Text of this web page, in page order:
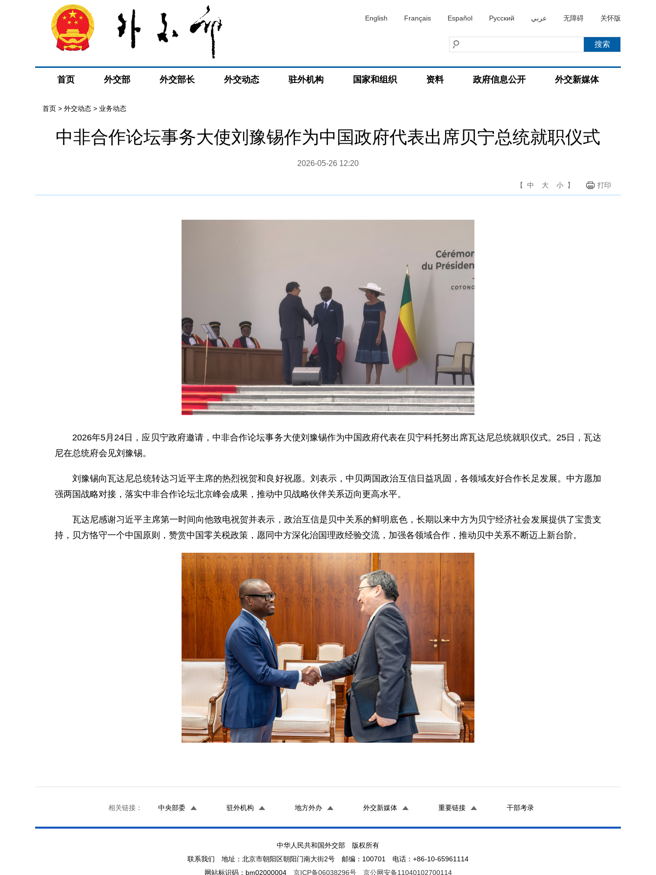
English Français Español Русский عربي 无障碍 关怀版
首页 外交部 外交部长 外交动态 驻外机构 国家和组织 资料 政府信息公开 外交新媒体
首页 > 外交动态 > 业务动态
中非合作论坛事务大使刘豫锡作为中国政府代表出席贝宁总统就职仪式
2026-05-26 12:20
【 中 大 小 】 打印
2026年5月24日，应贝宁政府邀请，中非合作论坛事务大使刘豫锡作为中国政府代表在贝宁科托努出席瓦达尼总统就职仪式。25日，瓦达
尼在总统府会见刘豫锡。
刘豫锡向瓦达尼总统转达习近平主席的热烈祝贺和良好祝愿。刘表示，中贝两国政治互信日益巩固，各领域友好合作长足发展。中方愿加
强两国战略对接，落实中非合作论坛北京峰会成果，推动中贝战略伙伴关系迈向更高水平。
瓦达尼感谢习近平主席第一时间向他致电祝贺并表示，政治互信是贝中关系的鲜明底色，长期以来中方为贝宁经济社会发展提供了宝贵支
持，贝方恪守一个中国原则，赞赏中国零关税政策，愿同中方深化治国理政经验交流，加强各领域合作，推动贝中关系不断迈上新台阶。
相关链接： 中央部委 驻外机构 地方外办 外交新媒体 重要链接 干部考录
中华人民共和国外交部 版权所有
联系我们 地址：北京市朝阳区朝阳门南大街2号 邮编：100701 电话：+86-10-65961114
网站标识码：bm02000004 京ICP备06038296号 京公网安备11040102700114